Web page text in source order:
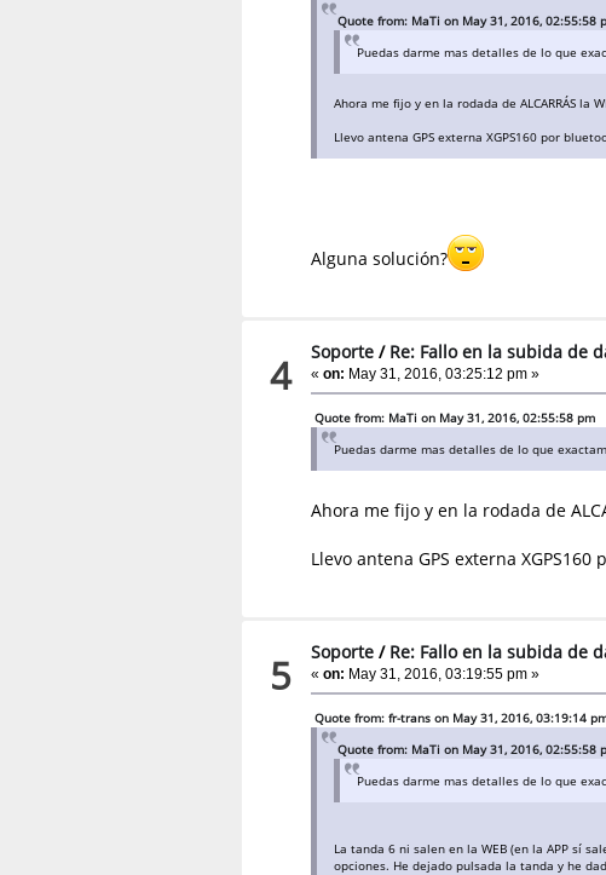
Quote from: MaTi on May 31, 2016, 02:55:58
Puedas darme mas detalles de lo que
Ahora me fijo y en la rodada de ALCARRÁS la
Llevo antena GPS externa XGPS160 por
Alguna solución?
4 Soporte/ Re: Fallo en la subida de
« on: May 31, 2016, 03:25:12 pm »
Quote from: MaTi on May 31, 2016, 02:55:58 pm
Puedas darme mas detalles de lo que
Ahora me fijo y en la rodada de
Llevo antena GPS externa
5 Soporte/ Re: Fallo en la subida de
« on: May 31, 2016, 03:19:55 pm »
Quote from: fr-trans on May 31, 2016, 03:19:14
Quote from: MaTi on May 31, 2016, 02:55:58
Puedas darme mas detalles de lo que
La tanda 6 ni salen en la WEB (en la APP sí
opciones. He dejado pulsada la tanda y he